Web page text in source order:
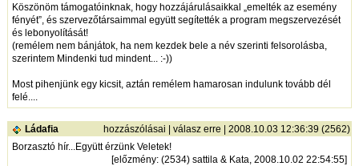
Köszönöm támogatóinknak, hogy hozzájárulásaikkal „emelték az esemény
fényét”, és szervezőtársaimmal együtt segítették a program megszervezését
és lebonyolítását!
(remélem nem bánjátok, ha nem kezdek bele a név szerinti felsorolásba,
szerintem Mindenki tud mindent... :-))
Most pihenjünk egy kicsit, aztán remélem hamarosan indulunk tovább dél
felé....
Ládafia hozzászólásai |válasz erre | 2008.10.03 12:36:39 (2562)
Borzasztó hír...Együtt érzünk Veletek!
[előzmény: (2534) sattila & Kata, 2008.10.02 22:54:55]